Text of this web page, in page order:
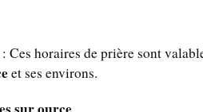
Ces horaires de prière sont
et ses environs.